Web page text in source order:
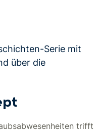
Serie mit
über die
trifft